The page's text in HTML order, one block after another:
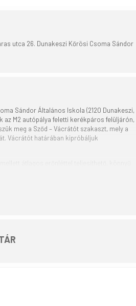
utca 26. Dunakeszi Kőrösi Csoma Sándor
Sándor Általános Iskola (2120 Dunakeszi,
az M2 autópálya feletti kerékpáros felüljárón,
meg a Sződ – Vácrátót szakaszt, mely a
Vácrátót határában kipróbáljuk
az Aktív Magyarország támogatásával